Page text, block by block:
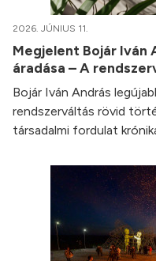
2026. JÚNIUS 11.
Megjelent Bojár Iván
áradása – A
Bojár Iván András
rendszerváltás rövid
társadalmi fordulat